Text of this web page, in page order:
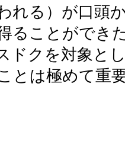
れる）が口頭
ることができ
ドクを対象と
とは極めて重